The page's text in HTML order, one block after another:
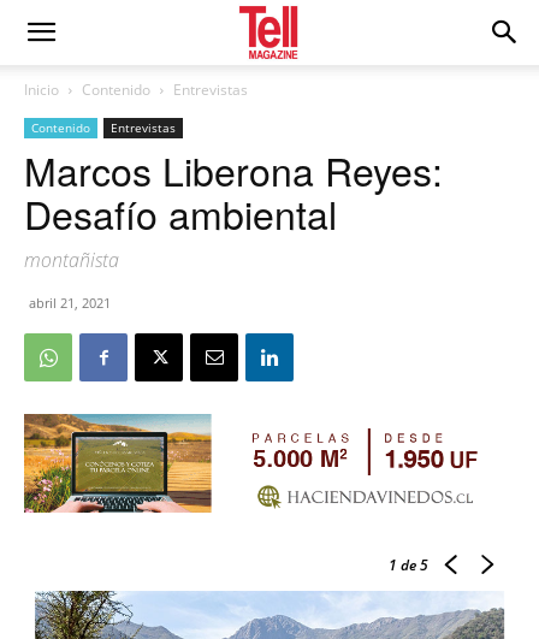
Inicio Contenido Entrevistas
Contenido Entrevistas
Marcos Liberona Reyes:
Desafío ambiental
montañista
abril 21, 2021
1 de 5